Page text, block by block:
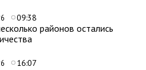
09:38
районов остались
16:07